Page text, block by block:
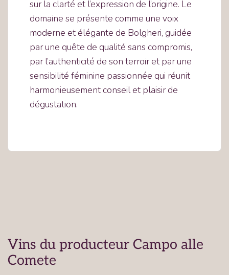
sur la clarté et l’expression de l’origine. Le
domaine se présente comme une voix
moderne et élégante de Bolgheri, guidée
par une quête de qualité sans compromis,
par l’authenticité de son terroir et par une
sensibilité féminine passionnée qui réunit
harmonieusement conseil et plaisir de
dégustation.
Vins du producteur Campo alle
Comete